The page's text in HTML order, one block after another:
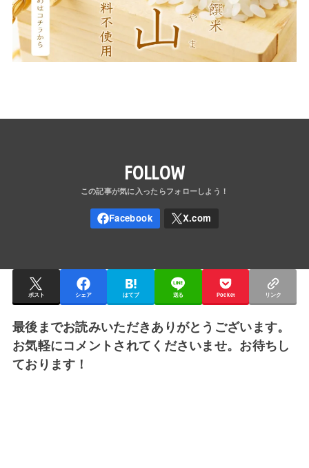
FOLLOW
ポスト シェア はてブ 送る Pocket リンク
最後までお読みいただきありがとうございます。
お気軽にコメントされてくださいませ。お待ちし
ております！